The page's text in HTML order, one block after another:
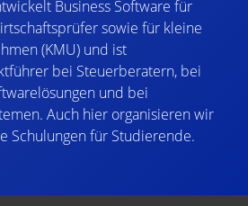
Business Software für
sowie für kleine
(KMU) und ist
bei Steuerberatern, bei
und bei
Auch hier organisieren wir
Schulungen für Studierende.